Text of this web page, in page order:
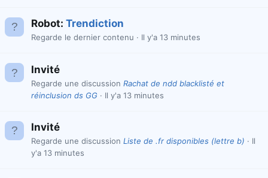
Robot: Trendiction
Regarde le dernier contenu Il y'a 13 minutes
Invité
Regarde une discussion Rachat de ndd blacklisté et
réinclusion ds GG
Il y'a 13 minutes
Invité
Regarde une discussion Liste de .fr disponibles (lettre b)
Il
y'a 13 minutes